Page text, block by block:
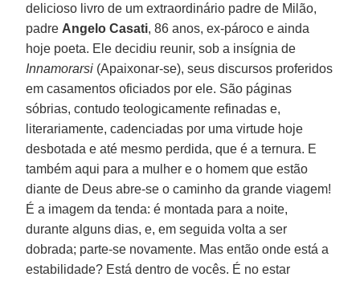
delicioso livro de um extraordinário padre de Milão,
padre Angelo Casati, 86 anos, ex-pároco e ainda
hoje poeta. Ele decidiu reunir, sob a insígnia de
Innamorarsi (Apaixonar-se), seus discursos proferidos
em casamentos oficiados por ele. São páginas
sóbrias, contudo teologicamente refinadas e,
literariamente, cadenciadas por uma virtude hoje
desbotada e até mesmo perdida, que é a ternura. E
também aqui para a mulher e o homem que estão
diante de Deus abre-se o caminho da grande viagem!
É a imagem da tenda: é montada para a noite,
durante alguns dias, e, em seguida volta a ser
dobrada; parte-se novamente. Mas então onde está a
estabilidade? Está dentro de vocês. É no estar